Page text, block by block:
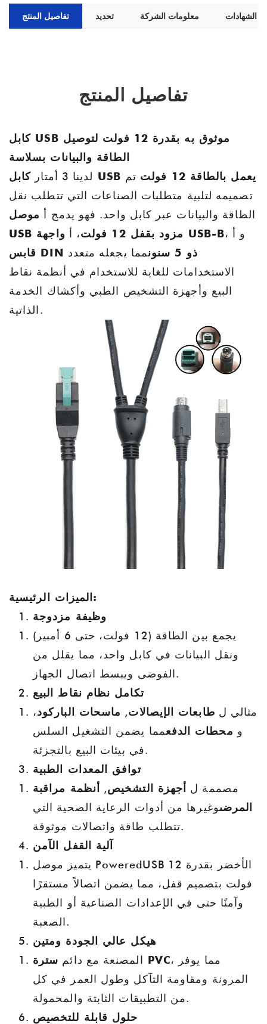
تفاصيل المنتج تحديد معلومات الشركة الشهادات
تفاصيل المنتج
كابل USB موثوق به بقدرة 12 فولت لتوصيل
الطاقة والبيانات بسلاسة
لدينا 3 أمتار
كابل USB يعمل بالطاقة 12 فولت
تم
تصميمه لتلبية متطلبات الصناعات التي تتطلب نقل
الطاقة والبيانات عبر كابل واحد. فهو يدمج أ موصل
USB مزود بقفل 12 فولت
، أ واجهة USB-B
، و أ
قابس DIN ذو 5 سنون
مما يجعله متعدد
الاستخدامات للغاية للاستخدام في أنظمة نقاط
البيع وأجهزة التشخيص الطبي وأكشاك الخدمة
الذاتية.
الميزات الرئيسية:
وظيفة مزدوجة
يجمع بين الطاقة (12 فولت، حتى 6 أمبير)
ونقل البيانات في كابل واحد، مما يقلل من
الفوضى ويبسط اتصال الجهاز.
تكامل نظام نقاط البيع
مثالي ل طابعات الإيصالات, ماسحات الباركود،
و محطات الدفعمما يضمن التشغيل السلس
في بيئات البيع بالتجزئة.
توافق المعدات الطبية
مصممة ل أجهزة التشخيص, أنظمة مراقبة
المرضىوغيرها من أدوات الرعاية الصحية التي
تتطلب طاقة واتصالات موثوقة.
آلية القفل الآمن
يتميز موصل PoweredUSB الأخضر بقدرة 12
فولت بتصميم قفل، مما يضمن اتصالاً مستقرًا
وآمنًا حتى في الإعدادات الصناعية أو الطبية
الصعبة.
هيكل عالي الجودة ومتين
المصنعة مع دائم سترة PVC، مما يوفر
المرونة ومقاومة التآكل وطول العمر في كل
من التطبيقات الثابتة والمحمولة.
حلول قابلة للتخصيص